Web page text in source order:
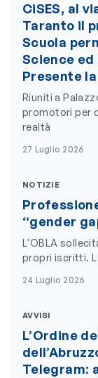
CiSES, al
Taranto il
Scuola
Science
Presente
Riuniti a
promotori per
realtà
27 Luglio 2026
NOTIZIE
“gender
L'OBLA
propri iscritti.
24 Luglio 2026
AVVISI
L’Ordine
Telegram: